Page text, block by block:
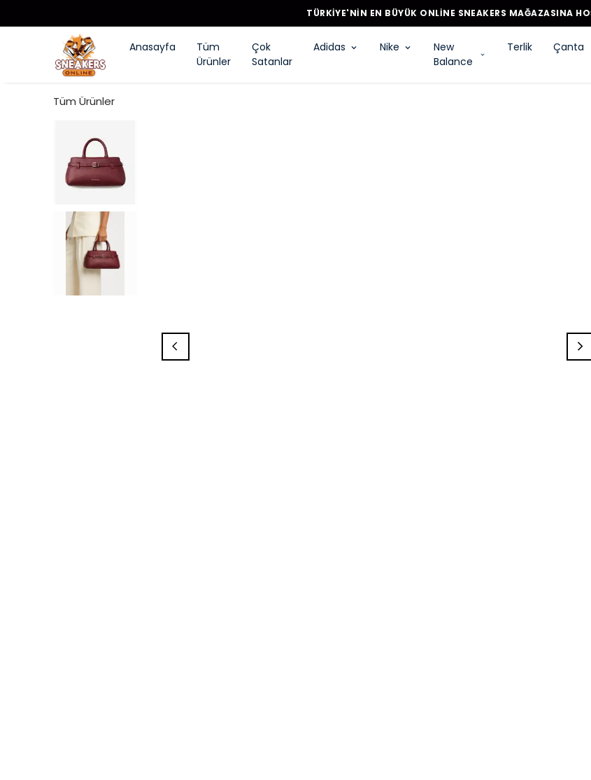
TÜRKİYE'NİN EN BÜYÜK ONLİNE SNEAKERS MAĞAZASINA
Anasayfa
Tüm
Ürünler
Çok
Satanlar
Adidas Nike
New
Balance
Terlik Çanta
Tüm Ürünler